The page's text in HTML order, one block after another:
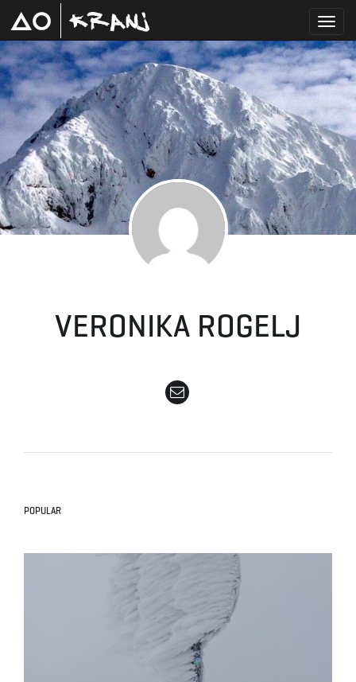
T
g
n
VERONIKA ROGELJ
POPULAR